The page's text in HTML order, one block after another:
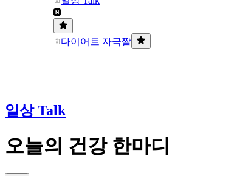
다이어트 자극짤
일상 Talk
오늘의 건강 한마디